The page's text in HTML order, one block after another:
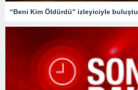
“Beni Kim Öldürdü” izleyiciyle buluştu